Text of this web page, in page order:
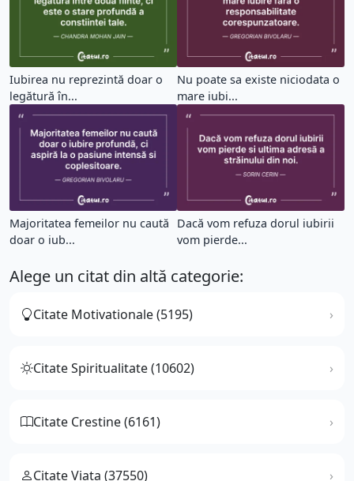
Iubirea nu reprezintă doar o
legătură în...
Nu poate sa existe niciodata o
mare iubi...
Majoritatea femeilor nu caută
doar o iub...
Dacă vom refuza dorul iubirii
vom pierde...
Alege un citat din altă categorie:
Citate Motivationale (5195)
Citate Spiritualitate (10602)
Citate Crestine (6161)
Citate Viata (37550)